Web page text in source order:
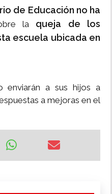
de Educación no ha
la queja de los
escuela ubicada en
enviarán a sus hijos a
a mejoras en el